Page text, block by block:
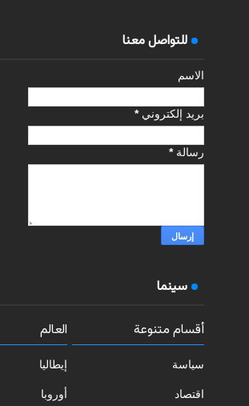
للتواصل معنا
الاسم
بريد إلكتروني*
رسالة*
سينما
أقسام متنوعة
سياسة
اقتصاد
العالم
إيطاليا
أوروبا